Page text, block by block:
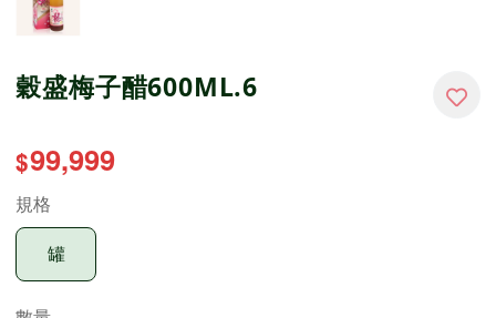
穀盛梅子醋600ML.6
$99,999
規格
罐